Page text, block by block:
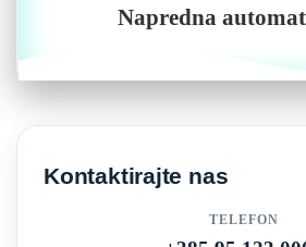
Napredna
Kontaktirajte nas
TELEFON